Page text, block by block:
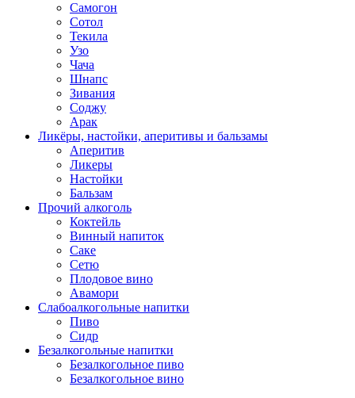
Самогон
Сотол
Текила
Узо
Чача
Шнапс
Зивания
Соджу
Арак
Ликёры, настойки, аперитивы и бальзамы
Аперитив
Ликеры
Настойки
Бальзам
Прочий алкоголь
Коктейль
Винный напиток
Саке
Сетю
Плодовое вино
Авамори
Слабоалкогольные напитки
Пиво
Сидр
Безалкогольные напитки
Безалкогольное пиво
Безалкогольное вино